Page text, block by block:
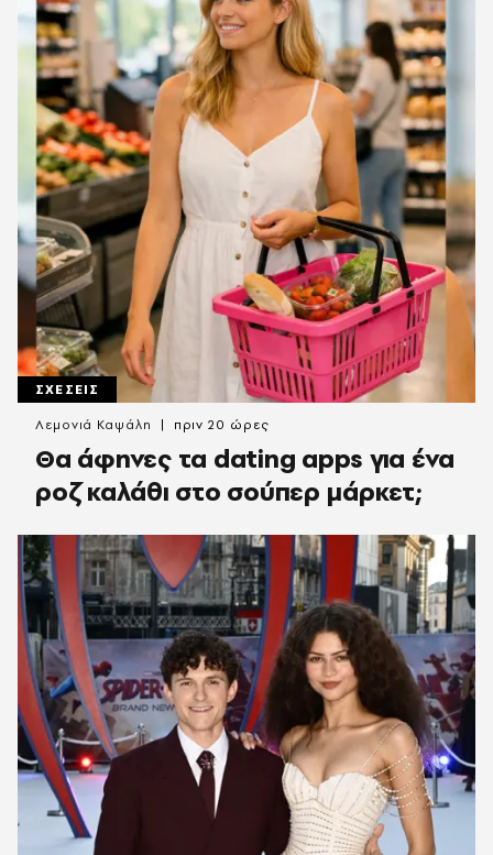
ΣΧΕΣΕΙΣ
Θα άφηνες τα dating apps για ένα
ροζ καλάθι στο σούπερ μάρκετ;
Λεμονιά Καψάλη πριν 20 ώρες